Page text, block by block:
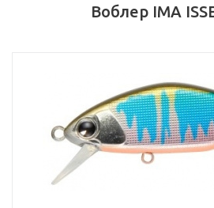
Воблер IMA